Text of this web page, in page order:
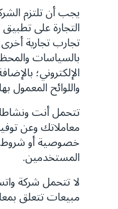
يجب أن تلتزم
التجارة على
تجارب تجارية
بالسياسات
الإلكتروني؛
واللوائح المعمول
تتحمل أنت
معاملاتك وعن
خصوصية أو شروط
المستخدمين.
لا تتحمل شركة
مبيعات تتعلق